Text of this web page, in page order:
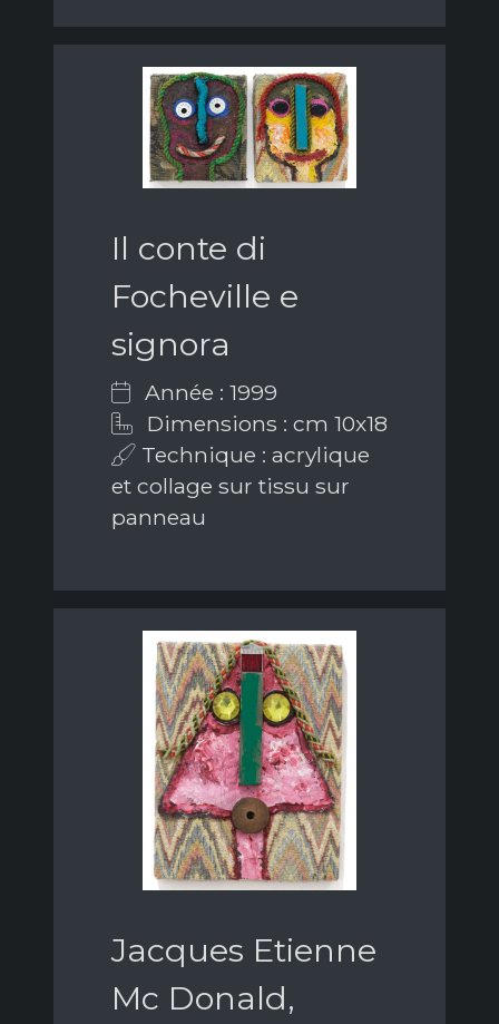
Il conte di
Focheville e
signora
Année : 1999
Dimensions : cm 10x18
Technique : acrylique
et collage sur tissu sur
panneau
Jacques Etienne
Mc Donald,